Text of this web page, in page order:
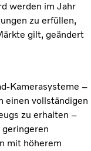
werden im Jahr
zu erfüllen,
gilt, geändert
Kamerasysteme –
einen vollständigen
zu erhalten –
mit höherem